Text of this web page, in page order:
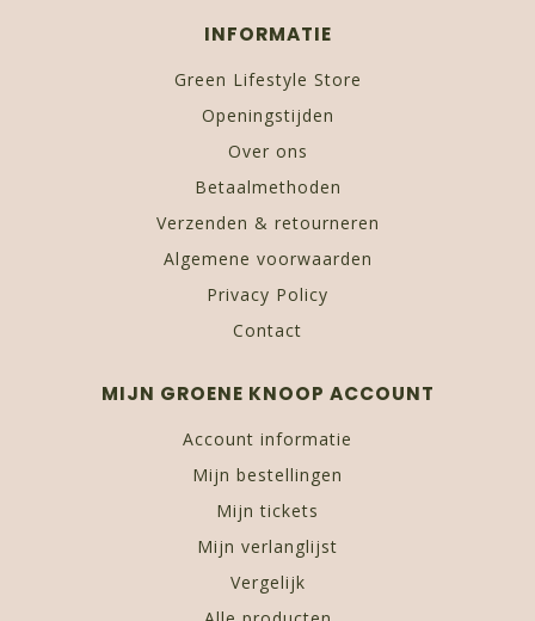
INFORMATIE
Green Lifestyle Store
Openingstijden
Over ons
Betaalmethoden
Verzenden & retourneren
Algemene voorwaarden
Privacy Policy
Contact
MIJN GROENE KNOOP ACCOUNT
Account informatie
Mijn bestellingen
Mijn tickets
Mijn verlanglijst
Vergelijk